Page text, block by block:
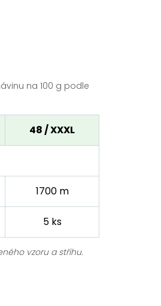
na 100 g podle
48 / XXXL
1700 m
5 ks
vzoru a střihu.